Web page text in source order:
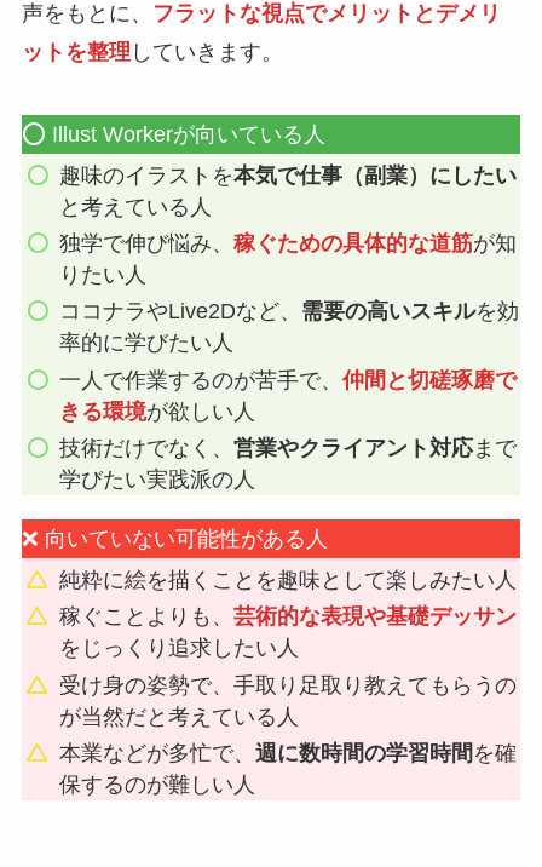
声をもとに、
フラットな視点でメリットとデメリ
ットを整理 していきます。
⭕️ Illust Workerが向いている人
趣味のイラストを本気で仕事（副業）にしたい
と考えている人
独学で伸び悩み、稼ぐための具体的な道筋が知
りたい人
ココナラやLive2Dなど、 需要の高いスキルを効
率的に学びたい人
一人で作業するのが苦手で、仲間と切磋琢磨で
きる環境が欲しい人
技術だけでなく、営業やクライアント対応まで
学びたい実践派の人
❌ 向いていない可能性がある人
純粋に絵を描くことを趣味として楽しみたい人
稼ぐことよりも、芸術的な表現や基礎デッサン
をじっくり追求したい人
受け身の姿勢で、手取り足取り教えてもらうの
が当然だと考えている人
本業などが多忙で、週に数時間の学習時間 を確
保するのが難しい人